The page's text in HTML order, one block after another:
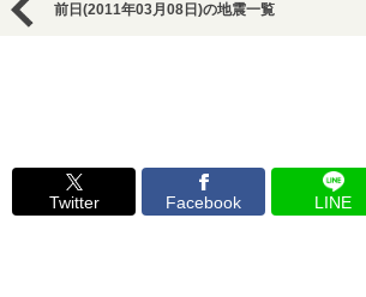
前日(2011年03月08日)の地震一覧
Twitter Facebook LINE